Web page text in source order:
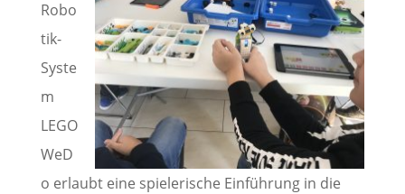
Robo
tik-
Syste
m
LEGO
WeD
o erlaubt eine spielerische Einführung in die